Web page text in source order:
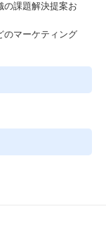
の課題解決提案お
のマーケティング